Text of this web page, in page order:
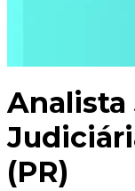
Analista
(PR)